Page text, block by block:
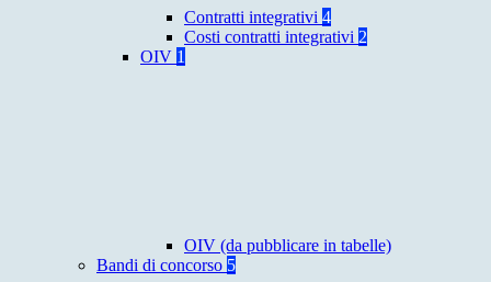
Contratti integrativi 4
Costi contratti integrativi 2
OIV 1
OIV (da pubblicare in tabelle)
Bandi di concorso 5